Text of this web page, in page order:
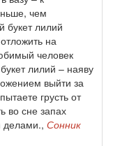
чем
букет лилий
на
человек
лилий – наяву
выйти за
грусть от
во сне запах
делами., Сонник